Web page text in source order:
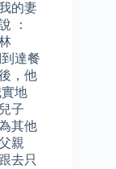
的妻
：
達餐
，他
地
子
其他
親
去只